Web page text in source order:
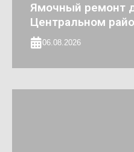
Ямочный ремонт
Центральном
06.08.2026